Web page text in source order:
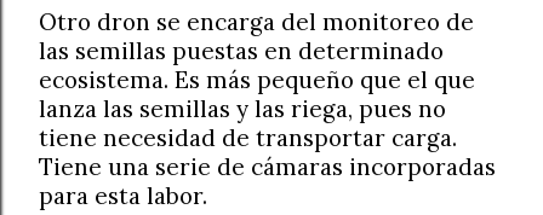
Otro dron se encarga del monitoreo de
las semillas puestas en determinado
ecosistema. Es más pequeño que el que
lanza las semillas y las riega, pues no
tiene necesidad de transportar carga.
Tiene una serie de cámaras incorporadas
para esta labor.